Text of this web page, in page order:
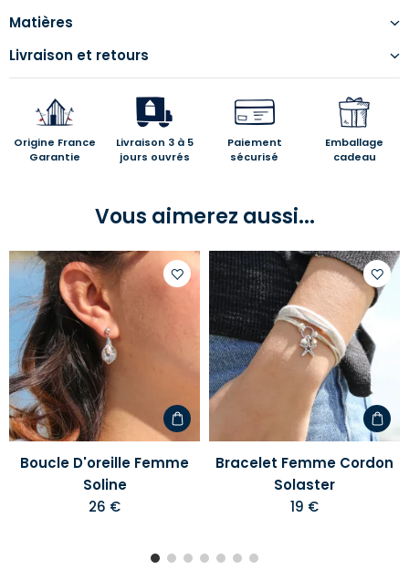
Matières
Livraison et retours
Origine France
Garantie
Livraison 3 à 5
jours ouvrés
Paiement
sécurisé
Emballage
cadeau
Vous aimerez aussi...
d'envies
Boucle D'oreille Femme
Soline
26 €
à
votre
liste
Bracelet Femme Cordon
Solaster
19 €